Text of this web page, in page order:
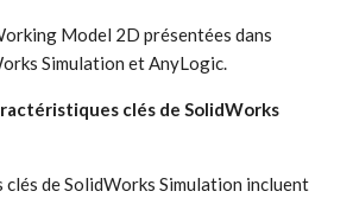
Model 2D présentées dans
Simulation et AnyLogic.
clés de SolidWorks
de SolidWorks Simulation incluent